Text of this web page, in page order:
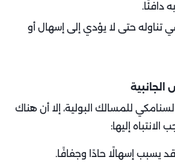
دافئًا.
تناوله حتى لا يؤدي إلى إسهال أو
الجانبية
للمسالك البولية، إلا أن هناك
إليها:
قد يسبب إسهالًا حادًا وجفافًا.